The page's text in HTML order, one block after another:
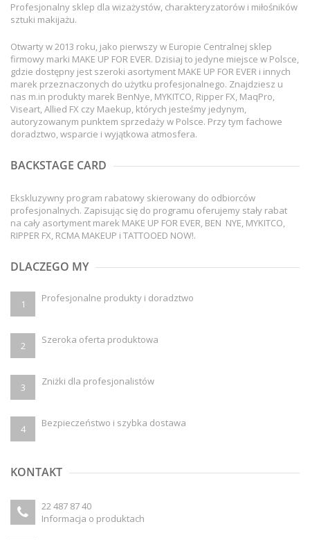
Profesjonalny sklep dla wizażystów, charakteryzatorów i miłośników
sztuki makijażu.
Otwarty w 2013 roku, jako pierwszy w Europie Centralnej sklep
firmowy marki MAKE UP FOR EVER. Dzisiaj to jedyne miejsce w Polsce,
gdzie dostępny jest szeroki asortyment MAKE UP FOR EVER i innych
marek przeznaczonych do użytku profesjonalnego. Znajdziesz u
nas m.in produkty marek BenNye, MYKITCO, Ripper FX, MaqPro,
Viseart, Allied FX czy Maekup, których jesteśmy jedynym,
autoryzowanym punktem sprzedaży w Polsce. Przy tym fachowe
doradztwo, wsparcie i wyjątkowa atmosfera.
BACKSTAGE CARD
Ekskluzywny program rabatowy skierowany do odbiorców
profesjonalnych. Zapisując się do programu oferujemy stały rabat
na cały asortyment marek MAKE UP FOR EVER, BEN NYE, MYKITCO,
RIPPER FX, RCMA MAKEUP i TATTOOED NOW!.
DLACZEGO MY
1 Profesjonalne produkty i doradztwo
2 Szeroka oferta produktowa
3 Zniżki dla profesjonalistów
4 Bezpieczeństwo i szybka dostawa
KONTAKT
22 487 87 40
Informacja o produktach